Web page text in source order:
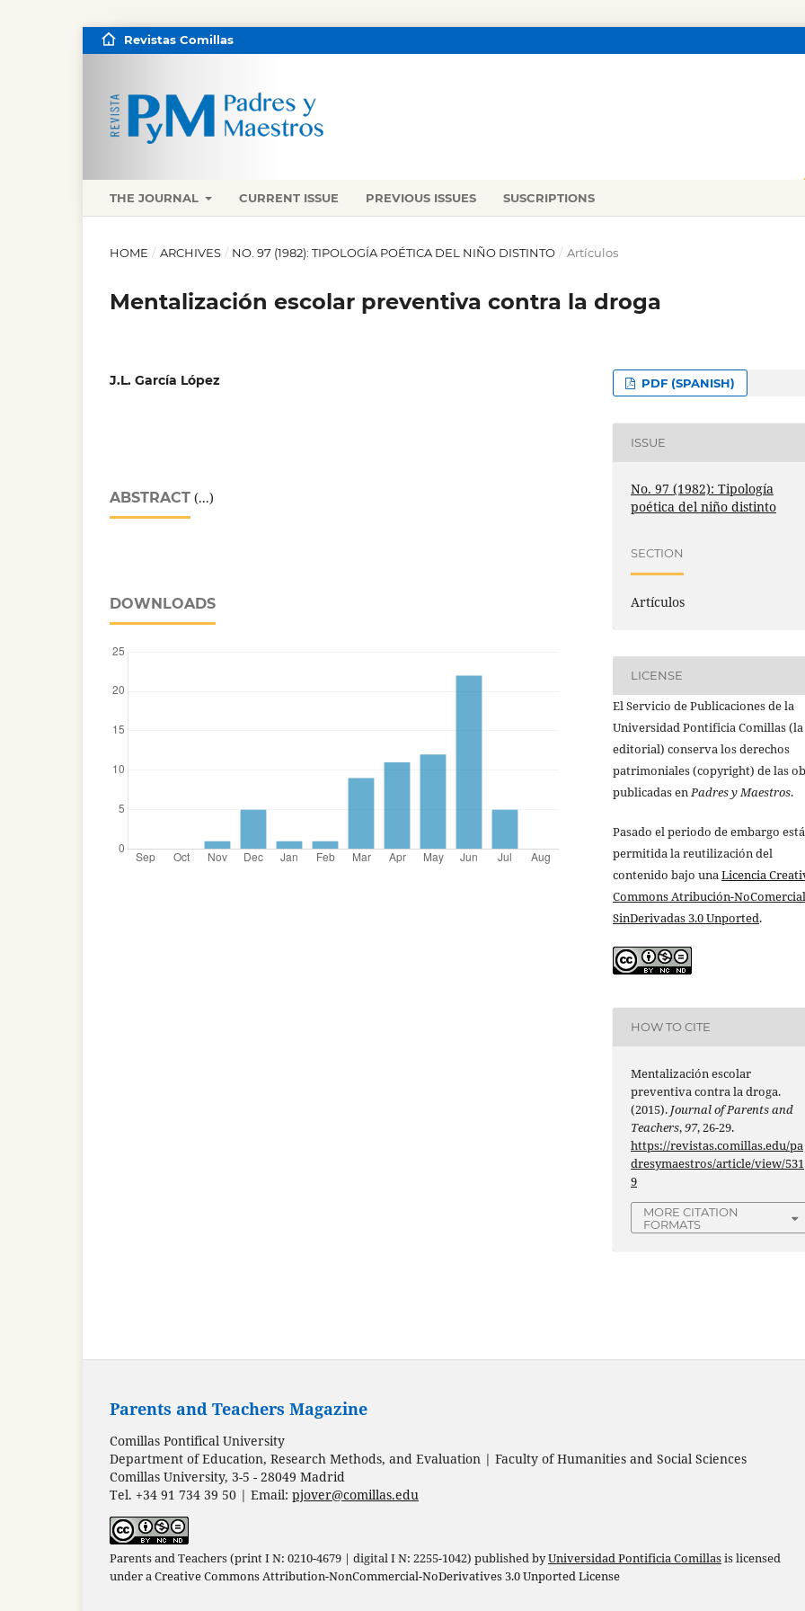
THE JOURNAL CURRENT ISSUE PREVIOUS ISSUES SUSCRIPTIONS
Revistas Comillas
HOME / ARCHIVES / NO. 97 (1982): TIPOLOGÍA POÉTICA DEL NIÑO DISTINTO / Artículos
Mentalización escolar preventiva contra la droga
J.L. García López
ABSTRACT (...)
DOWNLOADS
PDF (SPANISH)
ISSUE
No. 97 (1982): Tipología
poética del niño distinto
SECTION
Artículos
LICENSE
El Servicio de Publicaciones de la
Universidad Pontificia Comillas (la
editorial) conserva los derechos
patrimoniales (copyright) de las
publicadas enPadres y Maestros.
Pasado el periodo de embargo está
permitida la reutilización del
contenido bajo unaLicencia
Commons Atribución-
SinDerivadas 3.0 Unported.
HOW TO CITE
Mentalización escolar
preventiva contra la droga.
(2015). Journal of Parents and
Teachers,97, 26-29.
https://revistas.comillas.edu/pa
dresymaestros/article/view/531
9
MORE CITATION
FORMATS
Parents and Teachers Magazine
Comillas Pontifical University
Department of Education, Research Methods, and Evaluation | Faculty of Humanities and Social Sciences
Comillas University, 3-5 - 28049 Madrid
Tel. +34 91 734 39 50 | Email: pjover@comillas.edu
Parents and Teachers (print I N: 0210-4679 | digital I N: 2255-1042) published byUniversidad Pontificia Comillasis licensed
under aCreative Commons Attribution-NonCommercial-NoDerivatives 3.0 Unported License